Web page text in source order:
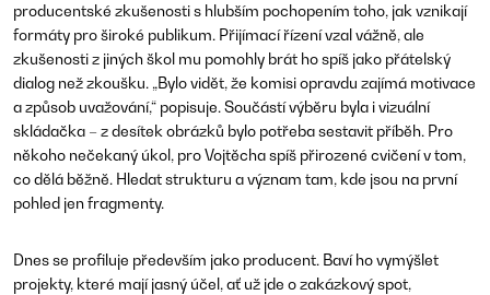
producentské zkušenosti s hlubším pochopením toho, jak vznikají
formáty pro široké publikum. Přijímací řízení vzal vážně, ale
zkušenosti z jiných škol mu pomohly brát ho spíš jako přátelský
dialog než zkoušku. „Bylo vidět, že komisi opravdu zajímá motivace
a způsob uvažování,“ popisuje. Součástí výběru byla i vizuální
skládačka – z desítek obrázků bylo potřeba sestavit příběh. Pro
někoho nečekaný úkol, pro Vojtěcha spíš přirozené cvičení v tom,
co dělá běžně. Hledat strukturu a význam tam, kde jsou na první
pohled jen fragmenty.
Dnes se profiluje především jako producent. Baví ho vymýšlet
projekty, které mají jasný účel, ať už jde o zakázkový spot,